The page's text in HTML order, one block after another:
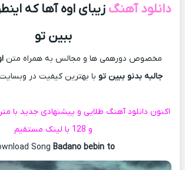
دانلود آهنگ زیبای اوه آها که
ببین تو
مخصوص دورهمی ها و مجالس به همراه متن
جالبه بدنو ببین تو با بهترین کیفیت در
و 128 با لینک مستقیم
Song Badano bebin to